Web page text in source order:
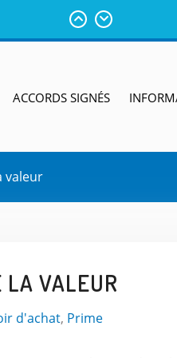
salariés des
dirigeants
comme
ACCORDS SIGNÉS
valeur
LA VALEUR
d'achat, Prime